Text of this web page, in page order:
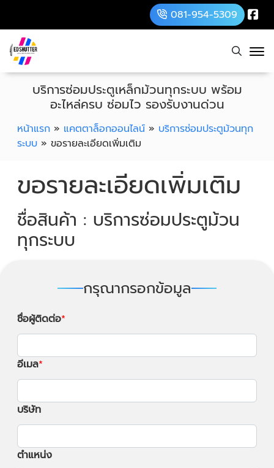
081-954-5309
หน้าแรก » แคตตาล็อกออนไลน์ » บริการซ่อมประตูม้วนทุก
ระบบ » ขอรายละเอียดเพิ่มเติม
บริการซ่อมประตูเหล็กม้วนทุกระบบ พร้อม
อะไหล่ครบ ซ่อมไว รองรับงานด่วน
ขอรายละเอียดเพิ่มเติม
ชื่อสินค้า : บริการซ่อมประตูม้วน
ทุกระบบ
กรุณากรอกข้อมูล
ชื่อผู้ติดต่อ
อีเมล
บริษัท
ตำแหน่ง